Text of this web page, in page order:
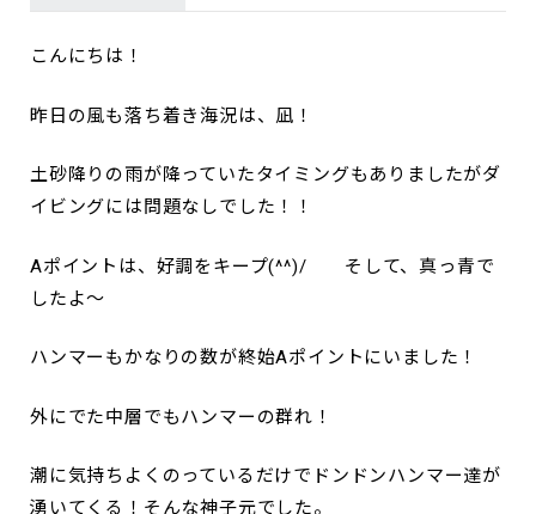
こんにちは！
昨日の風も落ち着き海況は、凪！
土砂降りの雨が降っていたタイミングもありましたがダ
イビングには問題なしでした！！
Aポイントは、好調をキープ(^^)/ そして、真っ青で
したよ～
ハンマーもかなりの数が終始Aポイントにいました！
外にでた中層でもハンマーの群れ！
潮に気持ちよくのっているだけでドンドンハンマー達が
湧いてくる！そんな神子元でした。